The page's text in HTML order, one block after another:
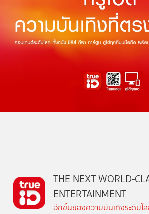
THE NEXT WORLD-
ENTERTAINMENT
อีกขั้นของความบันเทิงระดับโ